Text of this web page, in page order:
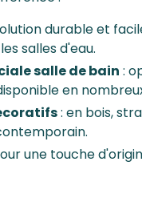
durable et
salles d'eau.
salle de bain :
en
: en bois,
une touche